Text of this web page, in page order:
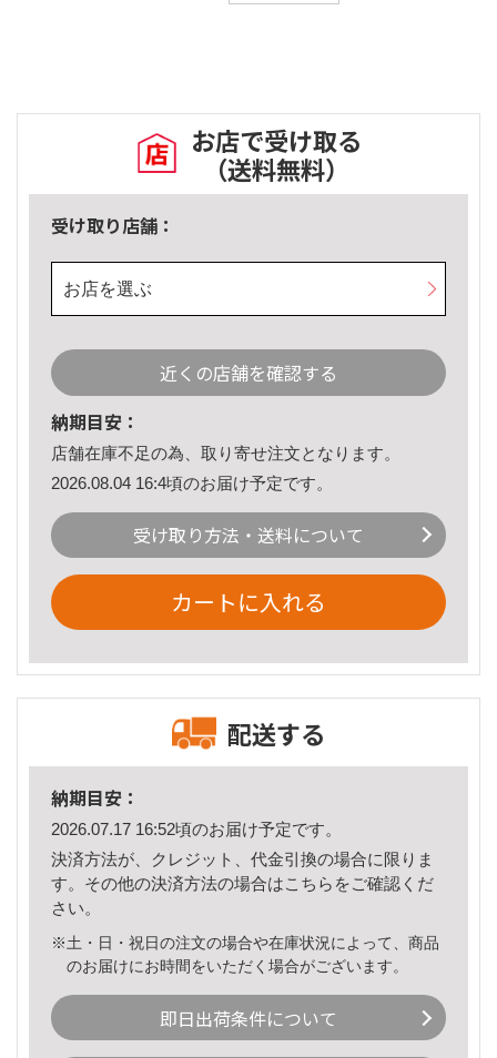
お店で受け取る
（送料無料）
受け取り店舗：
お店を選ぶ
近くの店舗を確認する
納期目安：
店舗在庫不足の為、取り寄せ注文となります。
2026.08.04 16:4頃のお届け予定です。
受け取り方法・送料について
カートに入れる
配送する
納期目安：
2026.07.17 16:52頃のお届け予定です。
決済方法が、クレジット、代金引換の場合に限りま
す。その他の決済方法の場合はこちら をご確認くだ
さい。
※土・日・祝日の注文の場合や在庫状況によって、商品
のお届けにお時間をいただく場合がございます。
即日出荷条件について